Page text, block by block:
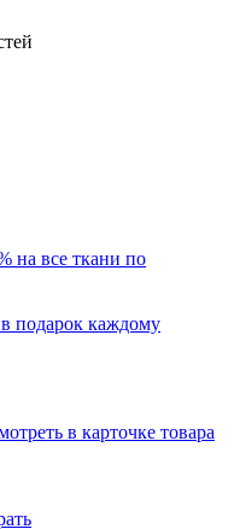
на все ткани по
подарок каждому
в карточке товара